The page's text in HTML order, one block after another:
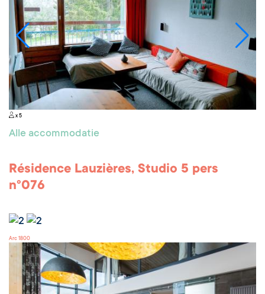
x 5
Alle accommodatie
Résidence Lauzières, Studio 5 pers
n°076
Arc 1800